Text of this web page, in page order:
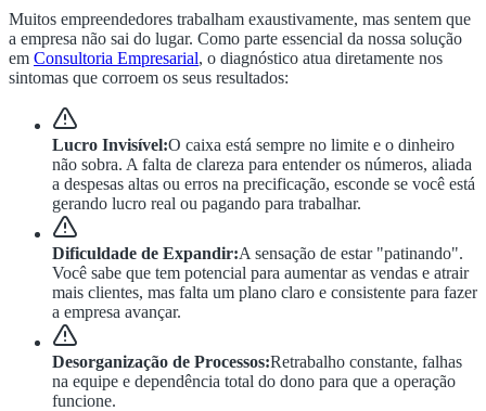
Muitos empreendedores trabalham exaustivamente, mas sentem que
a empresa não sai do lugar. Como parte essencial da nossa solução
em Consultoria Empresarial, o diagnóstico atua diretamente nos
sintomas que corroem os seus resultados:
Lucro Invisível:O caixa está sempre no limite e o dinheiro
não sobra. A falta de clareza para entender os números, aliada
a despesas altas ou erros na precificação, esconde se você está
gerando lucro real ou pagando para trabalhar.
Dificuldade de Expandir:A sensação de estar "patinando".
Você sabe que tem potencial para aumentar as vendas e atrair
mais clientes, mas falta um plano claro e consistente para fazer
a empresa avançar.
Desorganização de Processos:Retrabalho constante, falhas
na equipe e dependência total do dono para que a operação
funcione.